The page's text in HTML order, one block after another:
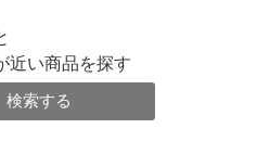
近い商品を探す
検索する